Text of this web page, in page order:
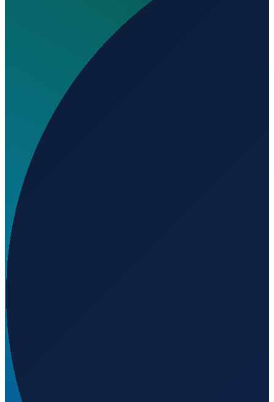
Wo liegt Elizabethton Municipal Airport?
Auf welcher Höhe liegt Elizabethton Municipal
▼
Wird geladen...
36.37120
Los Angeles